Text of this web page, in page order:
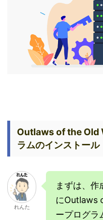
Outlaws of the Old
ラムのインストール
れんた
まずは、
にOutlaws
ープログラ